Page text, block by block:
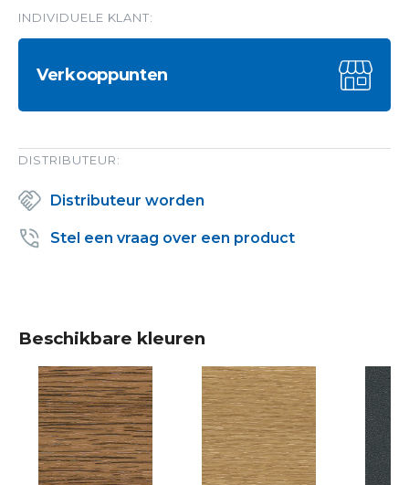
INDIVIDUELE KLANT:
Verkooppunten
DISTRIBUTEUR:
Distributeur worden
Stel een vraag over een product
Beschikbare kleuren